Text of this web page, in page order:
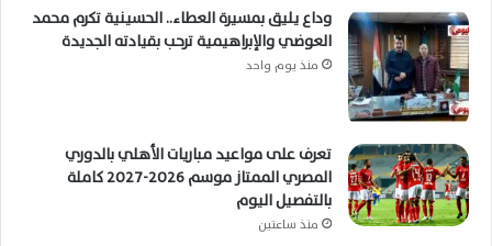
وداع يليق بمسيرة العطاء.. الحسينية تكرم محمد
العوضي والإبراهيمية ترحب بقيادته الجديدة
منذ يوم واحد
تعرف على مواعيد مباريات الأهلي بالدوري
المصري الممتاز موسم 2026-2027 كاملة
بالتفصيل اليوم
منذ ساعتين